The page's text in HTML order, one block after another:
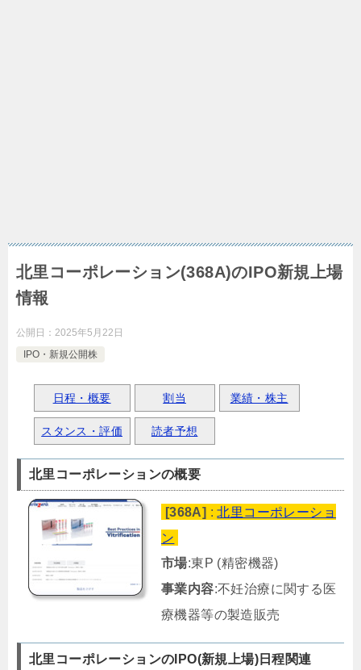
北里コーポレーション(368A)のIPO新規上場
情報
公開日： 2025年5月22日
IPO・新規公開株
日程・概要 割当 業績・株主
スタンス・評価 読者予想
北里コーポレーションの概要
[368A] :北里コーポレーショ
ン
市場:東P (精密機器)
事業内容:不妊治療に関する医
療機器等の製造販売
北里コーポレーションのIPO(新規上場)日程関連